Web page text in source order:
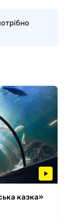
казка»